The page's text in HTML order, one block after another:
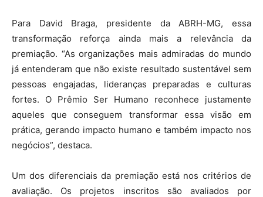
Para David Braga, presidente da ABRH-MG, essa
transformação reforça ainda mais a relevância da
premiação. “As organizações mais admiradas do mundo
já entenderam que não existe resultado sustentável sem
pessoas engajadas, lideranças preparadas e culturas
fortes. O Prêmio Ser Humano reconhece justamente
aqueles que conseguem transformar essa visão em
prática, gerando impacto humano e também impacto nos
negócios”, destaca.
Um dos diferenciais da premiação está nos critérios de
avaliação. Os projetos inscritos são avaliados por